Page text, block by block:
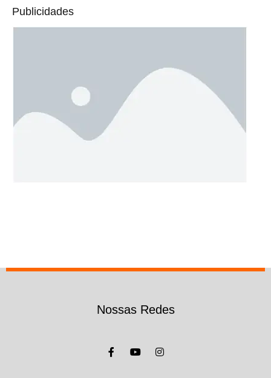
Publicidades
Nossas Redes